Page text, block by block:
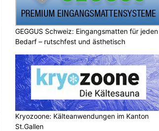
GEGGUS Schweiz: Eingangsmatten für jeden
Bedarf – rutschfest und ästhetisch
Kryozoone: Kälteanwendungen im Kanton
St.Gallen